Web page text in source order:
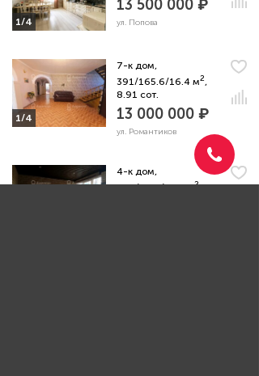
1/4
13 500 000 ₽
ул. Попова
1/4
7-к дом,
391/165.6/16.4 м2,
8.91 сот.
13 000 000 ₽
ул. Романтиков
4-к дом,
104/36.7/24.2 м2, 7